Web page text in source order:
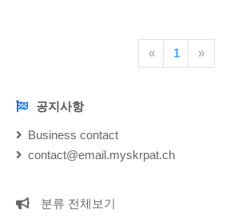
HappyLiveShowup_KR 1.0 (PW happy).zip
다음과 같이 게임이 설치 되어있는 경로로 압
다. 백신이 패치 파일을 바이러스로 오인해서
« 1 »
NOTICE공지사항
Business contact
contact@email.myskrpat.ch
CATEGORY
분류 전체보기